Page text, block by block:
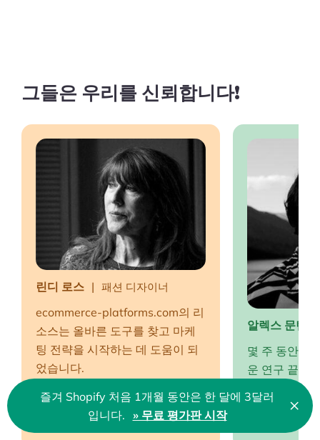
🇰🇷 Korean
그들은 우리를 신뢰합니다!
ecommerce-platforms.com의 리
소스는 올바른 도구를 찾고 마케
팅 전략을 시작하는 데 도움이 되
었습니다.
린디 로스 패션 디자이너
몇 주 동안 도
운 연구 끝에
사항에 대해
는 곳을 찾았
알렉스 문틴
즐겨 Shopify 처음 1개월 동안은 한 달에 3달러
입니다. » 무료 평가판 시작
닫
기
×